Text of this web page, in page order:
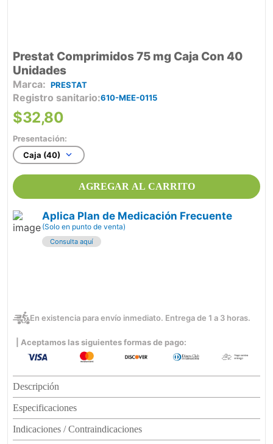
Prestat Comprimidos 75 mg Caja Con 40
Unidades
PRESTAT
Registro sanitario 610-MEE-0115
$32,80
Presentación:
Caja (40)
AGREGAR AL CARRITO
Aplica Plan de Medicación Frecuente
(Solo en punto de venta)
Consulta aquí
En existencia para envío inmediato. Entrega de 1 a 3 horas.
| Aceptamos las siguientes formas de pago:
Descripción
Especificaciones
Indicaciones / Contraindicaciones